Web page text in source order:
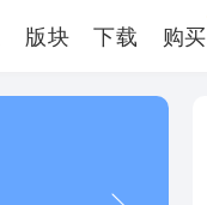
版块 下载 购买